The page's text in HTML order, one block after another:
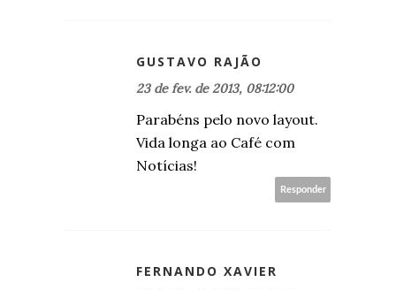
GUSTAVO RAJÃO
23 de fev. de 2013, 08:12:00
Parabéns pelo novo layout.
Vida longa ao Café com
Notícias!
Responder
FERNANDO XAVIER